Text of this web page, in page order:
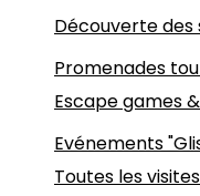
Découverte
Promenades
Escape games
Evénements
Toutes les